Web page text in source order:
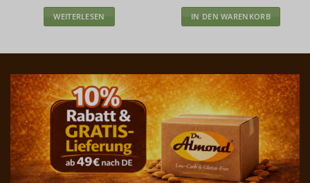
WEITERLESEN IN DEN WARENKORB